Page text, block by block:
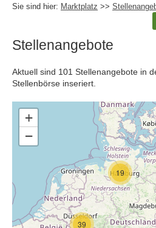
Sie sind hier: Marktplatz >>
Stellenangebote
Aktuell sind 101 Stellenangebote in
Stellenbörse inseriert.
19
39
+
−